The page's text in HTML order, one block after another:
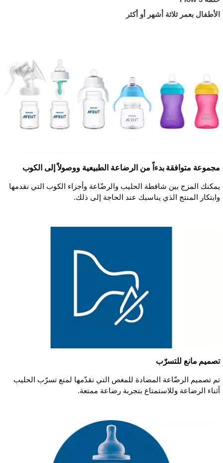
الأطفال بعمر ثلاثة أشهر أو أكثر
مجموعة متوافقة بدءاً من الرضاعة الطبيعية ووصولاً إلى الكوب
يمكنك المزج بين شافطة الحليب والرضّاعة وأجزاء الكوب التي نقدمها
وابتكار المنتج الذي يناسبك عند الحاجة إلى ذلك.
تصميم مانع للتسرّب
تم تصميم الرضّاعة المضادة للمغص التي نقدّمها لمنع تسرّب الحليب
أثناء الرضاعة وللاستمتاع بتجربة رضاعة ممتعة.